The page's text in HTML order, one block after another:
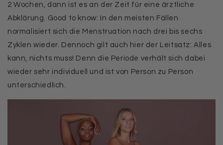
2 Wochen, dann ist es an der Zeit für eine ärztliche
Abklärung. Good to know: In den meisten Fällen
normalisiert sich die Menstruation nach drei bis sechs
Zyklen wieder. Dennoch gilt auch hier der Leitsatz: Alles
kann, nichts muss! Denn die Periode verhält sich dabei
wieder sehr individuell und ist von Person zu Person
unterschiedlich.